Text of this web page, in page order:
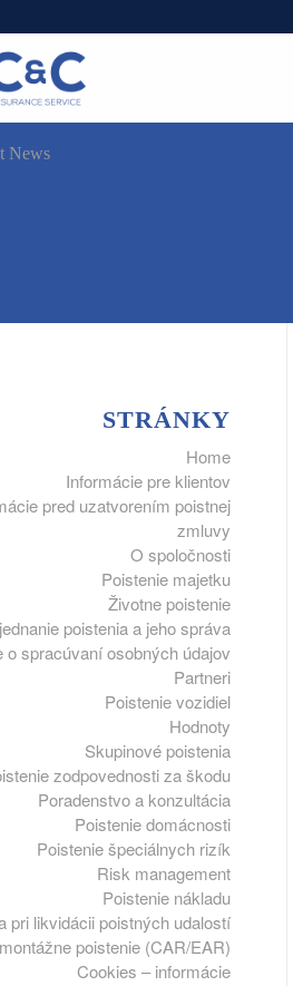
News
STRÁNKY
Home
Informácie pre klientov
pred uzatvorením poistnej
zmluvy
O spoločnosti
Poistenie majetku
Životne poistenie
poistenia a jeho správa
o spracúvaní osobných údajov
Partneri
Poistenie vozidiel
Hodnoty
Skupinové poistenia
zodpovednosti za škodu
Poradenstvo a konzultácia
Poistenie domácnosti
Poistenie špeciálnych rizík
Risk management
Poistenie nákladu
pri likvidácii poistných udalostí
poistenie (CAR/EAR)
Cookies – informácie